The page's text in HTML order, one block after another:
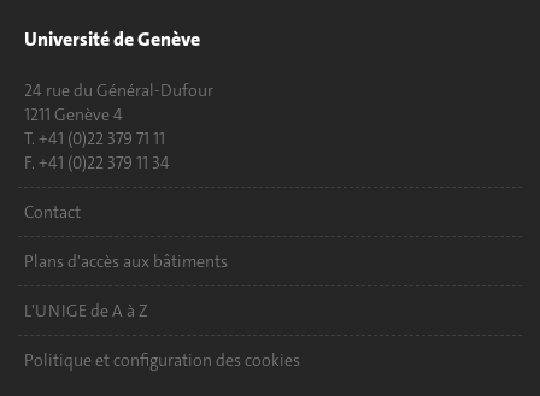
Université de Genève
24 rue du Général-Dufour
1211 Genève 4
T. +41 (0)22 379 71 11
F. +41 (0)22 379 11 34
Contact
Plans d'accès aux bâtiments
L'UNIGE de A à Z
Politique et configuration des cookies